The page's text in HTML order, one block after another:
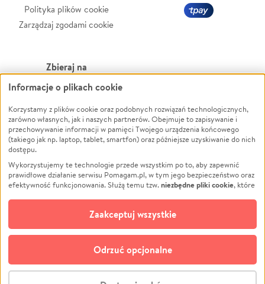
Polityka plików cookie
Zarządzaj zgodami cookie
Zbieraj na
Leczenie
Zwierzęta
Pożar
Ukraina
Pomoc Finansowa
Projekty
Pogrzeb
Społeczność lokalna
Kultura
Powódź
Wichura
NGO
Edukacja
Podróż
Impreza
Ochrona środowiska
Biznes
© CROWDING SP. Z O.O.
Informacje o plikach cookie
Korzystamy z plików cookie oraz podobnych rozwiązań technologicznych,
zarówno własnych, jak i naszych partnerów. Obejmuje to zapisywanie i
przechowywanie informacji w pamięci Twojego urządzenia końcowego
(takiego jak np. laptop, tablet, smartfon) oraz późniejsze uzyskiwanie do nich
dostępu.
Wykorzystujemy te technologie przede wszystkim po to, aby zapewnić
prawidłowe działanie serwisu Pomagam.pl, w tym jego bezpieczeństwo oraz
efektywność funkcjonowania. Służą temu tzw.niezbędne pliki cookie, które
opcjonalnych plików cookie
technologii do celów analitycznych i retargetingowych. Możesz wyrazić
zgodę na ich stosowanie lub jej odmówić. W dowolnym momencie masz
możliwość zmiany swoich preferencji na stronie „Zarządzaj zgodami cookie”,
do której link znajdziesz w stopce serwisu Pomagam.pl. Opcjonalne pliki
cookie wykorzystywane są w następujących celach:
Odrzuć opcjonalne
Zaakceptuj wszystkie